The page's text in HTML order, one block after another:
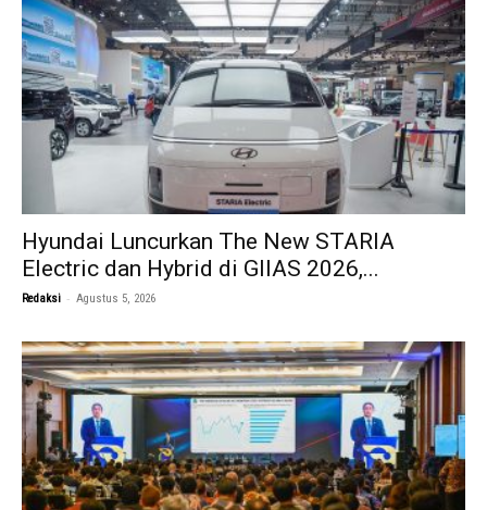
Hyundai Luncurkan The New STARIA
Electric dan Hybrid di GIIAS 2026,...
Redaksi - Agustus 5, 2026